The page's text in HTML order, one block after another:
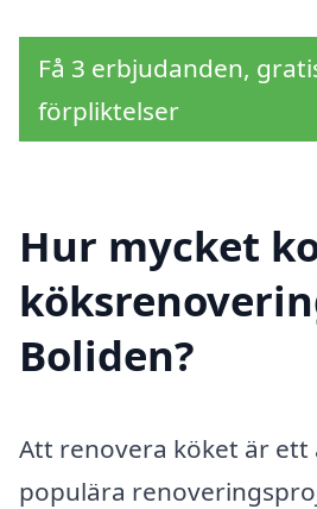
Få 3 erbjudanden,
förpliktelser
Hur mycket
Boliden?
Att renovera köket är ett
populära